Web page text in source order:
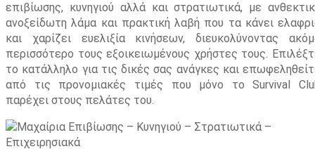
επιβίωσης, κυνηγιού αλλά και στρατιωτικά, με
ανοξείδωτη λάμα και πρακτική λαβή που τα κάνει
και χαρίζει ευελιξία κινήσεων, διευκολύνοντας
περισσότερο τους εξοικειωμένους χρήστες τους.
το κατάλληλο για τις δικές σας ανάγκες και
από τις προνομιακές τιμές που μόνο το Survival
παρέχει στους πελάτες του.